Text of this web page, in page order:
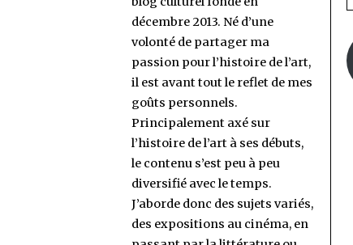
décembre 2013. Né d’une
volonté de partager ma
passion pour l’histoire de l’art,
il est avant tout le reflet de mes
goûts personnels.
Principalement axé sur
l’histoire de l’art à ses débuts,
le contenu s’est peu à peu
diversifié avec le temps.
J’aborde donc des sujets variés,
des expositions au cinéma, en